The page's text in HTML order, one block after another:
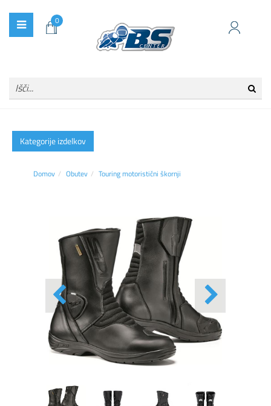
0
Kategorije izdelkov
Domov Obutev Touring motoristični škornji